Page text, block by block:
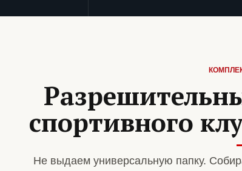
спортивного
Не выдаем универсальную папку.